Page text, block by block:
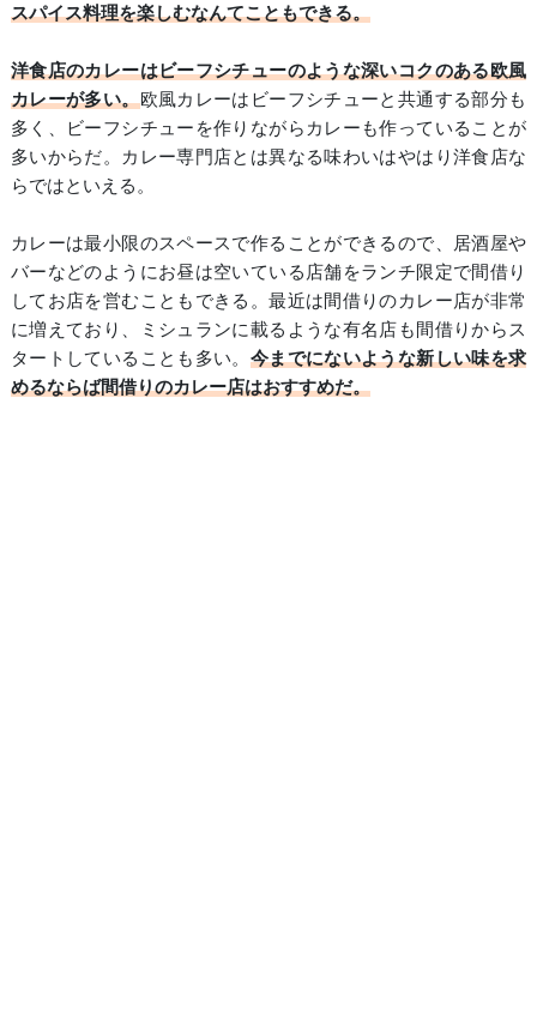
スパイス料理を楽しむなんてこともできる。
洋食店のカレーはビーフシチューのような深いコクのある欧風
カレーが多い。欧風カレーはビーフシチューと共通する部分も
多く、ビーフシチューを作りながらカレーも作っていることが
多いからだ。カレー専門店とは異なる味わいはやはり洋食店な
らではといえる。
カレーは最小限のスペースで作ることができるので、居酒屋や
バーなどのようにお昼は空いている店舗をランチ限定で間借り
してお店を営むこともできる。最近は間借りのカレー店が非常
に増えており、ミシュランに載るような有名店も間借りからス
タートしていることも多い。 今までにないような新しい味を求
めるならば間借りのカレー店はおすすめだ。